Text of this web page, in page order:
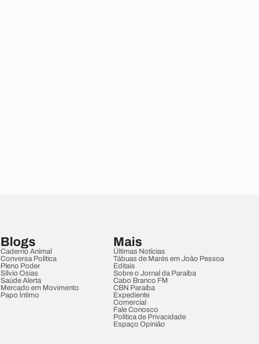
Blogs
Caderno Animal
Conversa Política
Pleno Poder
Sílvio Osias
Saúde Alerta
Mercado em Movimento
Papo Íntimo
Mais
Últimas Notícias
Tábuas de Marés em João Pessoa
Editais
Sobre o Jornal da Paraíba
Cabo Branco FM
CBN Paraíba
Expediente
Comercial
Fale Conosco
Política de Privacidade
Espaço Opinião